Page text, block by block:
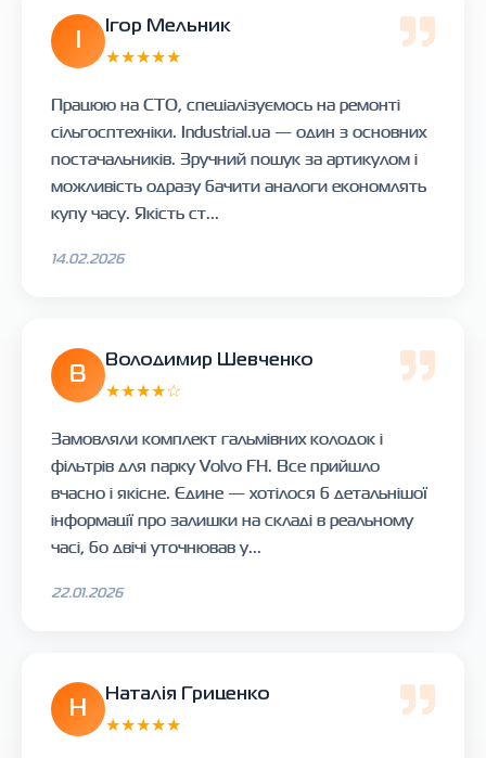
Ігор Мельник
★★★★★
Працюю на СТО, спеціалізуємось на ремонті
сільгосптехніки. Industrial.ua — один з основних
постачальників. Зручний пошук за артикулом і
можливість одразу бачити аналоги економлять
купу часу. Якість ст...
14.02.2026
В
Володимир Шевченко
★★★★☆
Замовляли комплект гальмівних колодок і
фільтрів для парку Volvo FH. Все прийшло
вчасно і якісне. Єдине — хотілося б детальнішої
інформації про залишки на складі в реальному
часі, бо двічі уточнював у...
22.01.2026
Н
Наталія Гриценко
★★★★★